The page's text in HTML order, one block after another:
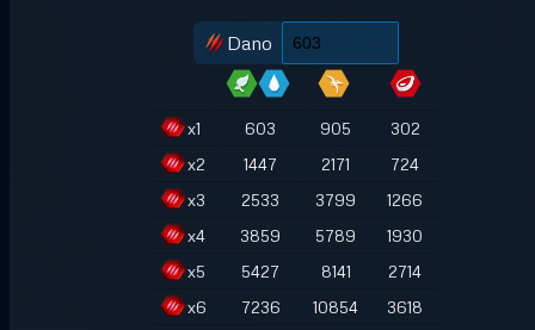
Dano
x1 603 905
302
x2 1447 2171
724
x3 2533 3799
1266
x4 3859 5789
1930
x5 5427 8141
2714
x6 7236 10854
3618